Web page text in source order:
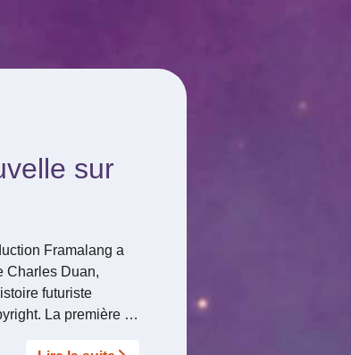
sur
Framalang a
Charles Duan,
futuriste
La première …